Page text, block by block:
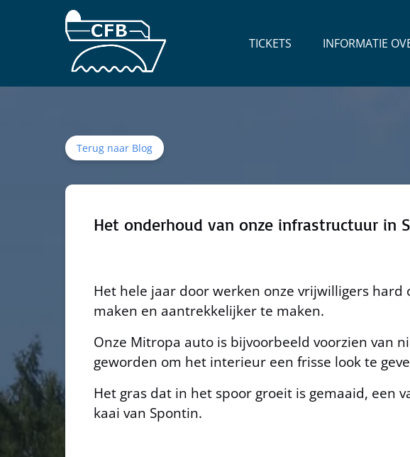
Ga naar de primaire navigatie
Ga naar inhoud
Ga naar voettekst
TICKETS
Menu
INFORMATIE
Terug naar Blog
Het onderhoud van onze infrastructuur in
Het hele jaar door werken onze vrijwilligers
maken en aantrekkelijker te maken.
Onze Mitropa auto is bijvoorbeeld voorzien van
geworden om het interieur een frisse look te
Het gras dat in het spoor groeit is gemaaid, een
kaai van Spontin.